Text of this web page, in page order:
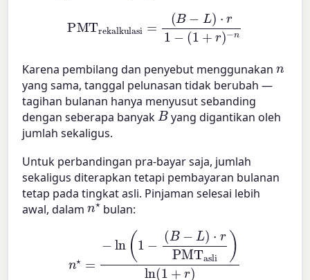
rekalkulasi =
1+r) n
Karena pembilang dan penyebut menggunakann
yang sama, tanggal pelunasan tidak berubah —
tagihan bulanan hanya menyusut sebanding
dengan seberapa banyakByang digantikan oleh
jumlah sekaligus.
Untuk perbandingan pra-bayar saja, jumlah
sekaligus diterapkan tetapi pembayaran bulanan
tetap pada tingkat asli. Pinjaman selesai lebih
awal, dalamn⋆bulan:
⋆ ln(1−
PMT asli) 1+ )